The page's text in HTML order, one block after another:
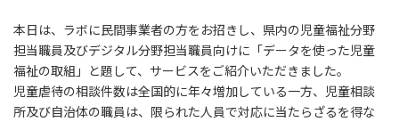
本日は、ラボに民間事業者の方をお招きし、県内の児童福祉分野
担当職員及びデジタル分野担当職員向けに「データを使った児童
福祉の取組」と題して、サービスをご紹介いただきました。
児童虐待の相談件数は全国的に年々増加している一方、児童相談
所及び自治体の職員は、限られた人員で対応に当たらざるを得な